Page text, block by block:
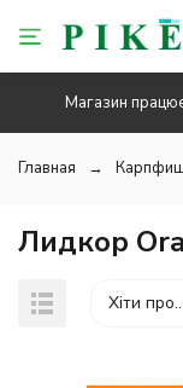
Магазин
Главная
Лидкор
Хіти продажів